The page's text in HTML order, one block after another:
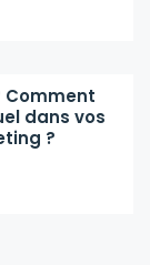
Comment
dans vos
?